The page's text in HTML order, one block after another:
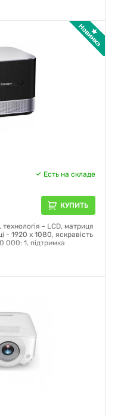
Есть на складе
КУПИТЬ
- LCD, матриця
- 1920 x 1080, яскравість
000: 1, підтримка